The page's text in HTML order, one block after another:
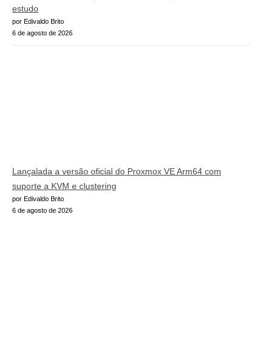
estudo
por Edivaldo Brito
6 de agosto de 2026
Lançalada a versão oficial do Proxmox VE Arm64 com
suporte a KVM e clustering
por Edivaldo Brito
6 de agosto de 2026